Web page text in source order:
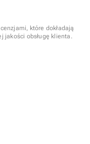
które dokładają
jakości obsługę klienta.